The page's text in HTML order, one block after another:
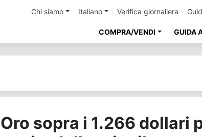
Chi siamo Italiano Verifica giornaliera
COMPRA/VENDI GUIDA
Oro sopra i 1.266 dollari